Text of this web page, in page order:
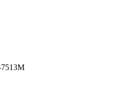
7513М